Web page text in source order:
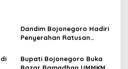
Dandim Bojonegoro Hadiri
Penyerahan Ratusan
KDKMP
Bupati Bojonegoro Buka